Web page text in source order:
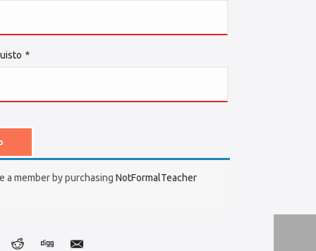
*
a member by purchasing NotFormalTeacher